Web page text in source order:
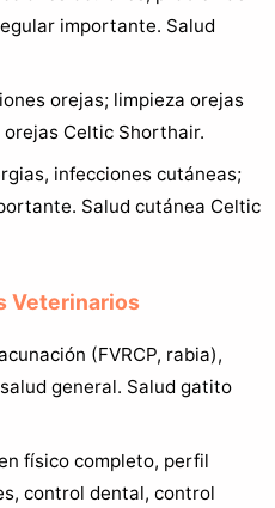
importante. Salud
orejas; limpieza orejas
Celtic Shorthair.
infecciones cutáneas;
Salud cutánea Celtic
Veterinarios
(FVRCP, rabia),
general. Salud gatito
físico completo, perfil
control dental, control